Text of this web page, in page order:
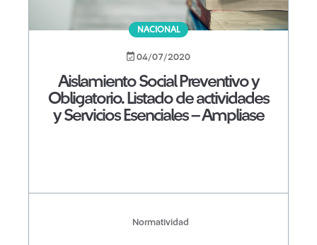
NACIONAL
04/07/2020
Aislamiento Social Preventivo y
Obligatorio. Listado de actividades
y Servicios Esenciales – Ampliase
Normatividad